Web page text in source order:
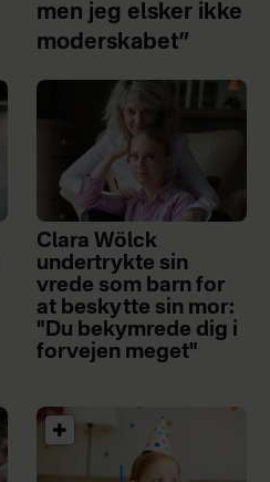
men jeg elsker ikke
moderskabet”
Clara Wölck
undertrykte sin
vrede som barn for
at beskytte sin mor:
"Du bekymrede dig i
forvejen meget"